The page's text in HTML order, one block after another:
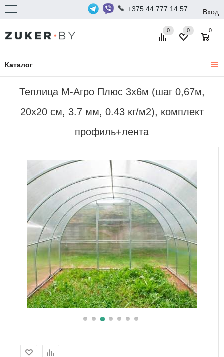
+375 44 777 14 57 Вход
Каталог
0 0
0
Теплица М-Агро Плюс 3x6м (шаг 0,67м,
20x20 см, 3.7 мм, 0.43 кг/м2), комплект
профиль+лента